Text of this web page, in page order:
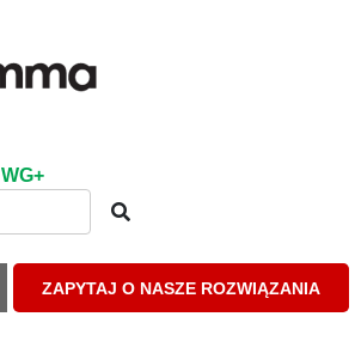
WG+
ZAPYTAJ O NASZE ROZWIĄZANIA